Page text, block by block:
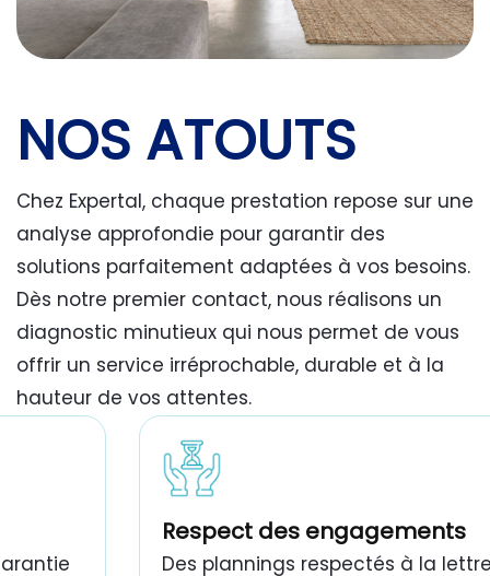
NOS ATOUTS
Chez Expertal, chaque prestation repose sur une
analyse approfondie pour garantir des
solutions parfaitement adaptées à vos besoins.
Dès notre premier contact, nous réalisons un
diagnostic minutieux qui nous permet de vous
offrir un service irréprochable, durable et à la
hauteur de vos attentes.
travaux de peinture bâtiment Tunisie
Respect des engagements
Des plannings respectés à la